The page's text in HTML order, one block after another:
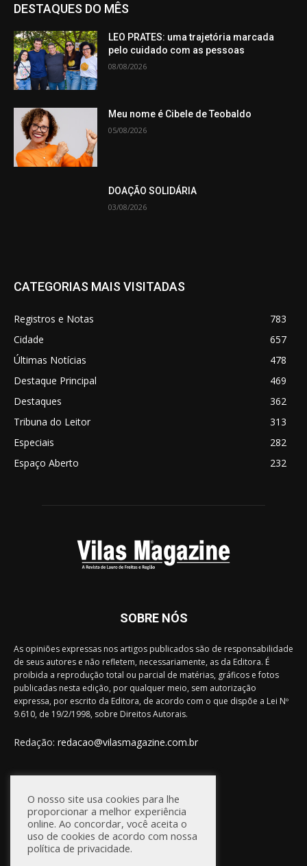
DESTAQUES DO MÊS
LEO PRATES: uma trajetória marcada
pelo cuidado com as pessoas
08/08/2026
Meu nome é Cibele de Teobaldo
05/08/2026
DOAÇÃO SOLIDÁRIA
03/08/2026
CATEGORIAS MAIS VISITADAS
Registros e Notas
783
Cidade
657
Últimas Notícias
478
Destaque Principal
469
Destaques
362
Tribuna do Leitor
313
Especiais
282
Espaço Aberto
232
SOBRE NÓS
As opiniões expressas nos artigos publicados são de responsabilidade
de seus autores e não refletem, necessariamente, as da Editora. É
proibida a reprodução total ou parcial de matérias, gráficos e fotos
publicadas nesta edição, por qualquer meio, sem autorização
expressa, por escrito da Editora, de acordo com o que dispõe a Lei Nº
9.610, de 19/2/1998, sobre Direitos Autorais.
Redação: redacao@vilasmagazine.com.br
FIQUE CONECTADO
O nosso site usa cookies para lhe
proporcionar a melhor experiência
online. Ao concordar, você aceita o
uso de cookies de acordo com nossa
política de privacidade.